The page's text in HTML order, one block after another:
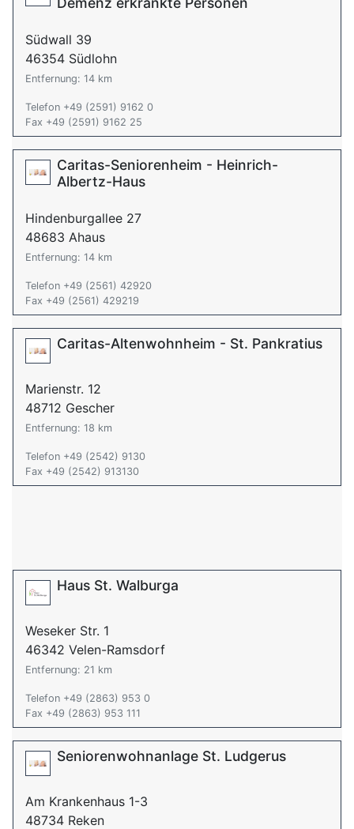
Südwall 39
46354 Südlohn
Entfernung: 14 km
Telefon +49 (2591) 9162 0
Fax +49 (2591) 9162 25
Caritas-Seniorenheim - Heinrich-
Albertz-Haus
Hindenburgallee 27
48683 Ahaus
Entfernung: 14 km
Telefon +49 (2561) 42920
Fax +49 (2561) 429219
Caritas-Altenwohnheim - St. Pankratius
Marienstr. 12
48712 Gescher
Entfernung: 18 km
Telefon +49 (2542) 9130
Fax +49 (2542) 913130
Haus St. Walburga
Weseker Str. 1
46342 Velen-Ramsdorf
Entfernung: 21 km
Telefon +49 (2863) 953 0
Fax +49 (2863) 953 111
Seniorenwohnanlage St. Ludgerus
Am Krankenhaus 1-3
48734 Reken